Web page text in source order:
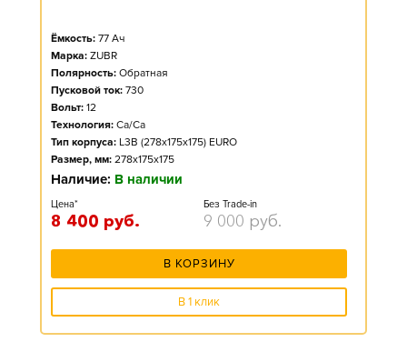
Ёмкость: 77 Ач
Марка: ZUBR
Полярность: Обратная
Пусковой ток: 730
Вольт: 12
Технология: Ca/Ca
Тип корпуса: L3B (278x175x175) EURO
Размер, мм: 278x175x175
Наличие: В наличии
Цена*
8 400 руб.
Без Trade-in
9 000 руб.
В КОРЗИНУ
В 1 клик